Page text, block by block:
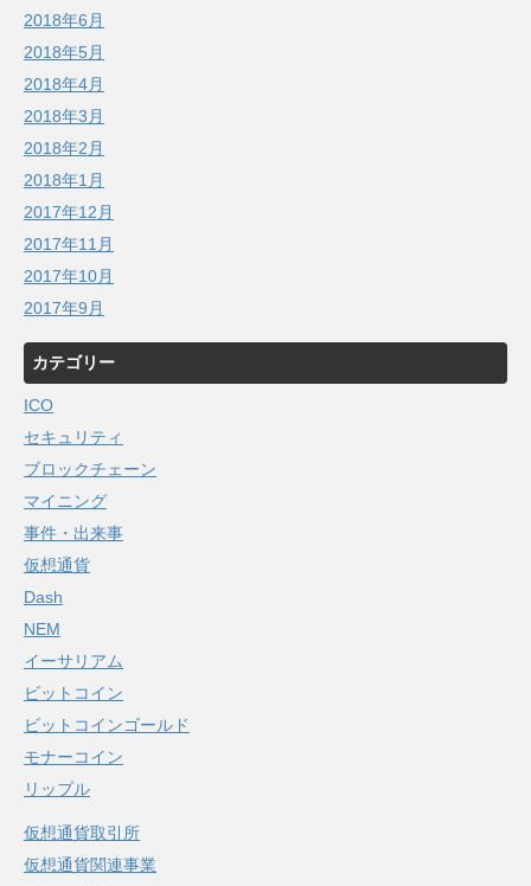
2018年6月
2018年5月
2018年4月
2018年3月
2018年2月
2018年1月
2017年12月
2017年11月
2017年10月
2017年9月
カテゴリー
ICO
セキュリティ
ブロックチェーン
マイニング
事件・出来事
仮想通貨
Dash
NEM
イーサリアム
ビットコイン
ビットコインゴールド
モナーコイン
リップル
仮想通貨取引所
仮想通貨関連事業